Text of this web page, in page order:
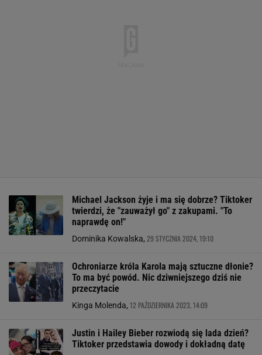
Michael Jackson żyje i ma się dobrze? Tiktoker
twierdzi, że "zauważył go" z zakupami. "To
naprawdę on!"
Dominika Kowalska, 29 STYCZNIA 2024, 19:10
Ochroniarze króla Karola mają sztuczne dłonie?
To ma być powód. Nic dziwniejszego dziś nie
przeczytacie
Kinga Molenda, 12 PAŹDZIERNIKA 2023, 14:09
Justin i Hailey Bieber rozwiodą się lada dzień?
Tiktoker przedstawia dowody i dokładną datę